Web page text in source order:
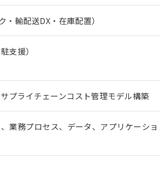
輸配送DX・在庫配置）
支援）
プライチェーンコスト管理モデル構築
業務プロセス、データ、アプリケーシ